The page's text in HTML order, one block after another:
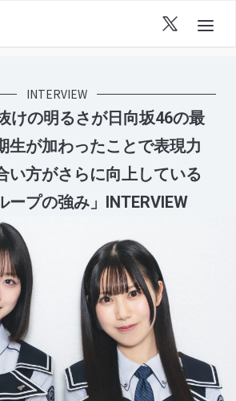
INTERVIEW
けの明るさが日向坂46の最
生が加わったことで表現力
い方がさらに向上している
ープの強み」INTERVIEW